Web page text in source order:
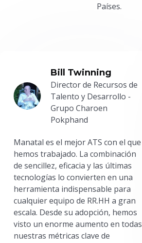
Países.
Bill Twinning
Director de Recursos de
Talento y Desarrollo -
Grupo Charoen
Pokphand
Manatal es el mejor ATS con el que
hemos trabajado. La combinación
de sencillez, eficacia y las últimas
tecnologías lo convierten en una
herramienta indispensable para
cualquier equipo de RR.HH a gran
escala. Desde su adopción, hemos
visto un enorme aumento en todas
nuestras métricas clave de